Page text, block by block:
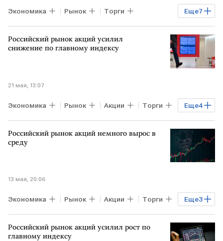
Еще7
Экономика Рынок Торги
БЛИЖНИЙ ВОСТОК США ИРАН
Евгений Локтюхов Мосбиржа
Российский рынок акций усилил
снижение по главному индексу
21 мая, 13:07
Еще4
Экономика Рынок Акции Торги
Богдан Зварич Мосбиржа "Лента"
Русал
Российский рынок акций немного вырос в
среду
13 мая, 20:06
Еще3
Экономика Рынок Акции Торги
Мосбиржа РТС
"БКС Мир инвестиций"
Российский рынок акций усилил рост по
главному индексу